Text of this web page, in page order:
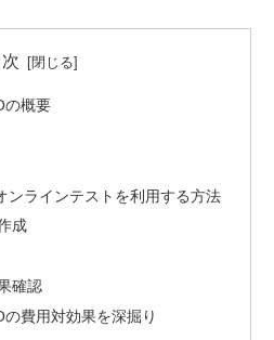
次
の概要
ンラインテストを利用する方法
成
確認
費用対効果を深掘り